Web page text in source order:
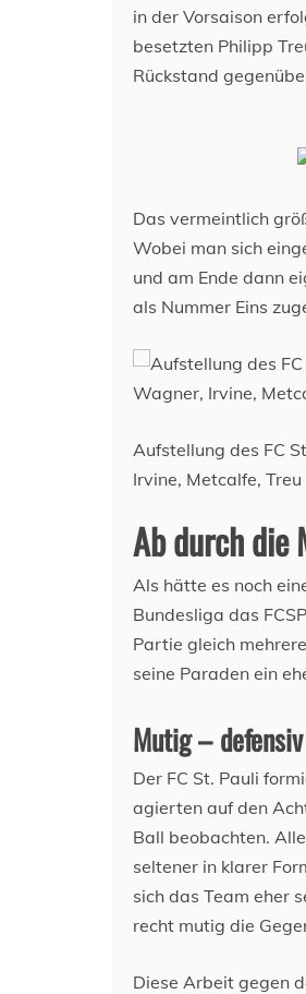
in der Vorsaison
besetzten Philipp
Rückstand
Das vermeintlich
Wobei man sich
und am Ende dann
als Nummer Eins
Aufstellung des FC
Irvine, Metcalfe,
Ab durch die
Als hätte es noch
Bundesliga das
Partie gleich
seine Paraden ein
Mutig –
Der FC St. Pauli
agierten auf den
Ball beobachten.
seltener in klarer
sich das Team eher
recht mutig die
Diese Arbeit gegen